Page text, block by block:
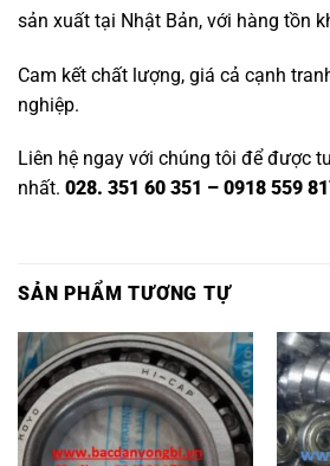
sản xuất tại Nhật Bản, với hàng tồn
Cam kết chất lượng, giá cả cạnh
nghiệp.
Liên hệ ngay với chúng tôi để được
nhất. 028. 351 60 351 – 0918 559
SẢN PHẨM TƯƠNG TỰ